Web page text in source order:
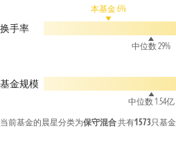
换手率
本基金 6%
中位数 29%
基金规模
中位数 1.54亿
当前基金的晨星分类为保守混合共有1573只基金